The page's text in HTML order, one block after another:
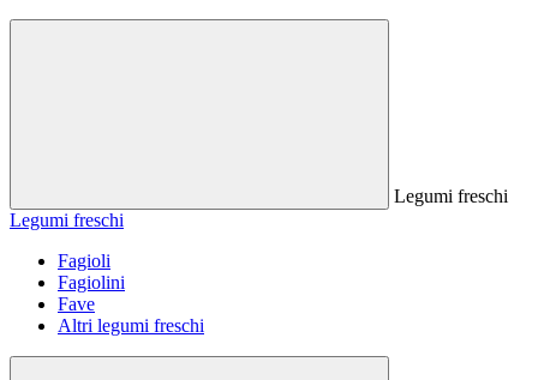
Legumi freschi
Legumi freschi
Fagioli
Fagiolini
Fave
Altri legumi freschi